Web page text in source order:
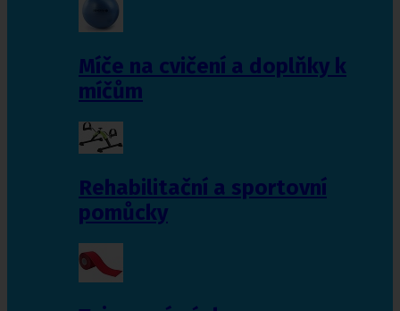
Míče na cvičení a doplňky k
míčům
Rehabilitační a sportovní
pomůcky